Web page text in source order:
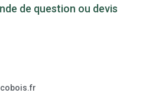
de question ou devis